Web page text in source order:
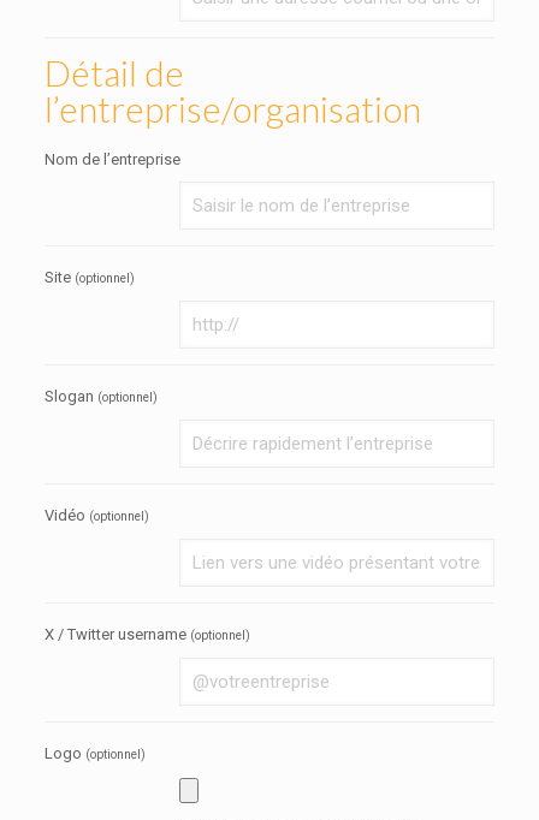
Détail de
l’entreprise/organisation
Nom de l’entreprise
Site (optionnel)
Slogan (optionnel)
Vidéo (optionnel)
X / Twitter username (optionnel)
Logo (optionnel)